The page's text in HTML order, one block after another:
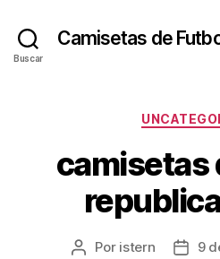
Buscar
Camisetas de
camisetas
Autor
Por istern
Fecha
9